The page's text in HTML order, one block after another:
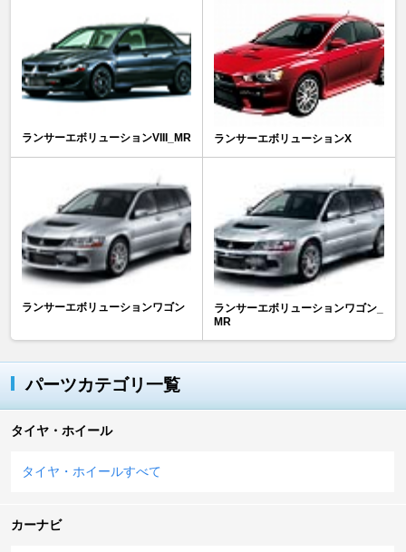
ランサーエボリューションVIII_MR ランサーエボリューションX
ランサーエボリューションワゴン
ランサーエボリューションワゴン_
MR
パーツカテゴリ一覧
タイヤ・ホイール
タイヤ・ホイールすべて
カーナビ